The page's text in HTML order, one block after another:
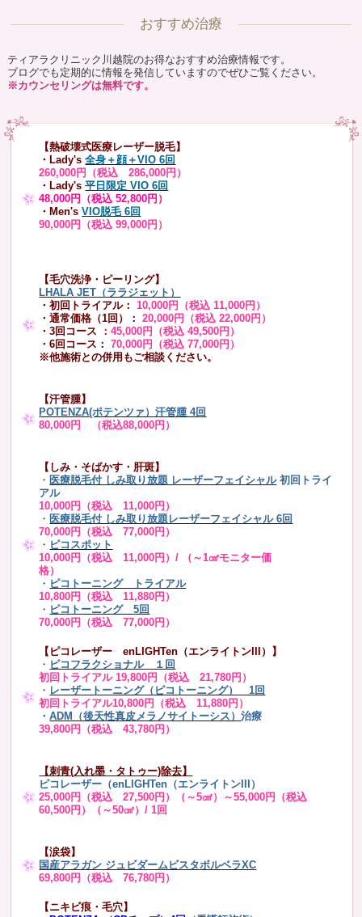
おすすめ治療
ティアラクリニック川越院のお得なおすすめ治療情報です。
ブログでも定期的に情報を発信していますのでぜひご覧ください。
※カウンセリングは無料です。
【熱破壊式医療レーザー脱毛】
・Lady's 全身＋顔＋VIO 6回
260,000円（税込 286,000円）
・Lady's平日限定 VIO 6回
48,000円（税込 52,800円）
・Men's VIO脱毛 6回
90,000円（税込 99,000円）
【毛穴洗浄・ピーリング】
LHALA JET（ララジェット）
・初回トライアル：10,000円（税込 11,000円）
・通常価格（1回）：
20,000円（税込 22,000円）
・3回コース ：45,000円（税込 49,500円）
・6回コース：
70,000円（税込 77,000円）
※他施術との併用もご相談ください。
【汗管腫】
POTENZA(ポテンツァ）汗管腫 4回
80,000円 （税込88,000円）
【しみ・そばかす・肝斑】
・ 医療脱毛付 しみ取り放題 レーザーフェイシャル 初回トライ
アル
10,000円（税込 11,000円）
・ 医療脱毛付 しみ取り放題レーザーフェイシャル 6回
70,000円（税込 77,000円）
・ ピコスポット
10,000円（税込 11,000円）/ （～1㎠モニター価
格）
・ ピコトーニング トライアル
10,800円（税込 11,880円）
・ ピコトーニング 5回
70,000円（税込 77,000円）
【ピコレーザー enLIGHTen（エンライトンIII）】
・ ピコフラクショナル １回
初回トライアル 19,800円（税込 21,780円）
・ レーザートーニング（ピコトーニング） 1回
初回トライアル10,800円（税込 11,880円）
・ADM（後天性真皮メラノサイトーシス）治療
39,800円（税込 43,780円）
【刺青(入れ墨・タトゥー)除去】
ピコレーザー（enLIGHTen（エンライトンIII）
25,000円（税込 27,500円）（～5㎠）～55,000円（税込
60,500円）（～50㎠）/ 1回
【涙袋】
国産アラガン ジュビダームビスタボルベラXC
69,800円（税込 76,780円）
【ニキビ痕・毛穴】